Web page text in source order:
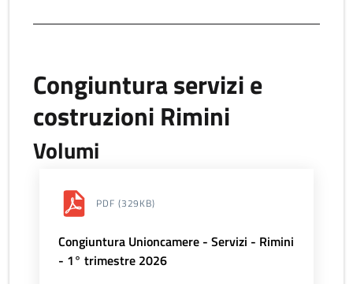
Congiuntura servizi e
costruzioni Rimini
Volumi
PDF (329KB)
Congiuntura Unioncamere - Servizi - Rimini
- 1° trimestre 2026